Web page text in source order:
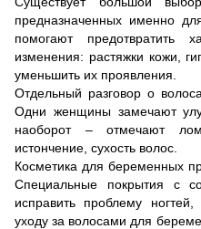
предназначенных именно
помогают предотвратить
изменения: растяжки кожи,
уменьшить их проявления.
Отдельный разговор о
Одни женщины замечают
наоборот – отмечают
истончение, сухость волос.
Косметика для беременных
Специальные покрытия с
исправить проблему
уходу за волосами для